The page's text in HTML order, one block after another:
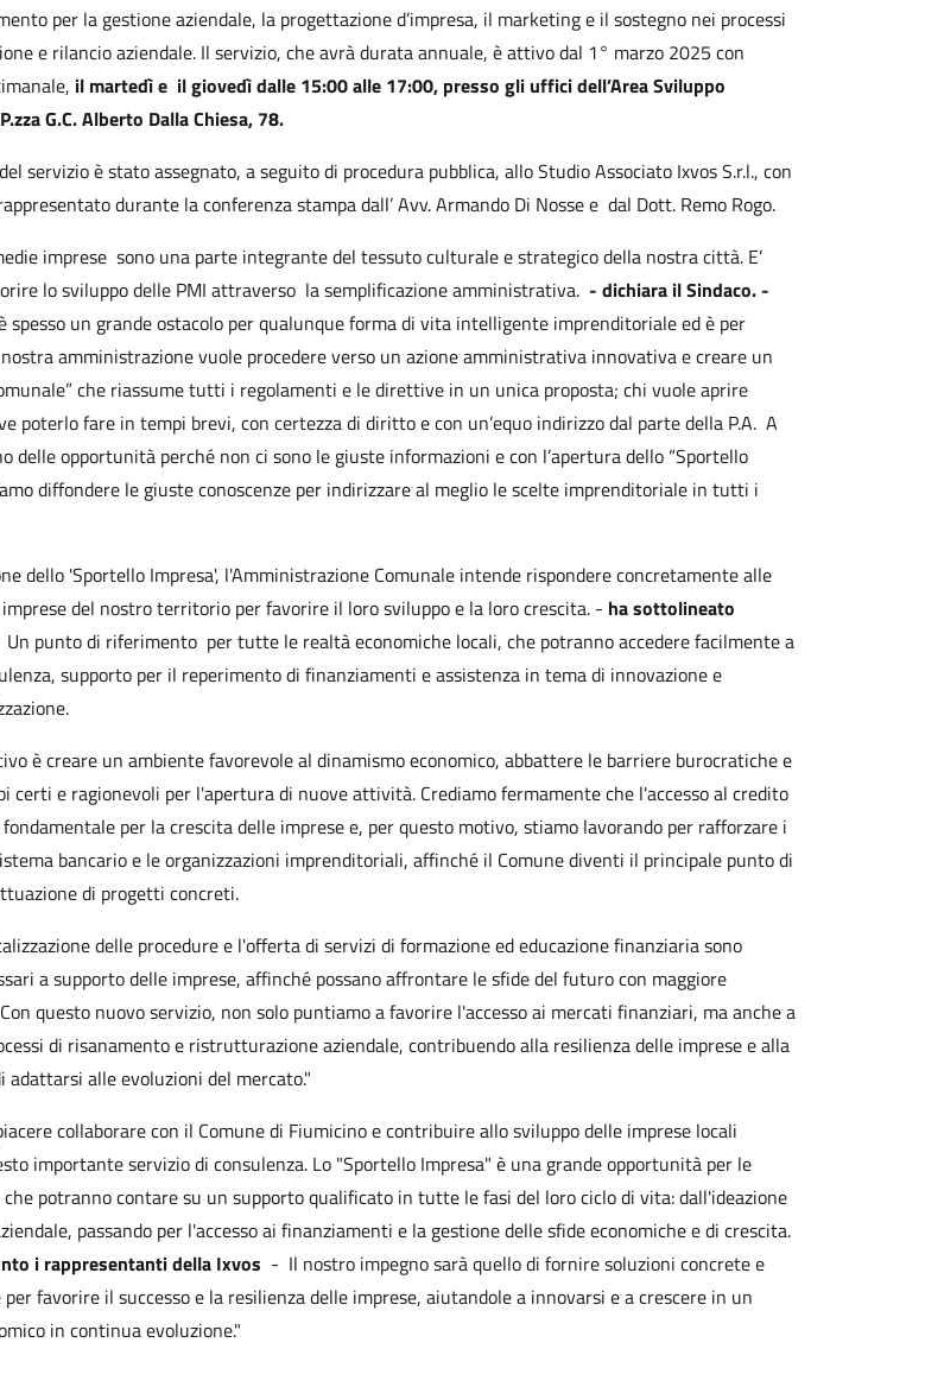
per la gestione aziendale, la progettazione d’impresa, il marketing e il sostegno nei processi
e rilancio aziendale. Il servizio, che avrà durata annuale, è attivo dal 1° marzo 2025 con
il martedì e il giovedì dalle 15:00 alle 17:00, presso gli uffici dell’Area Sviluppo
G.C. Alberto Dalla Chiesa, 78.
servizio è stato assegnato, a seguito di procedura pubblica, allo Studio Associato Ixvos S.r.l., con
durante la conferenza stampa dall’ Avv. Armando Di Nosse e dal Dott. Remo Rogo.
imprese sono una parte integrante del tessuto culturale e strategico della nostra città. E’
lo sviluppo delle PMI attraverso la semplificazione amministrativa. - dichiara il Sindaco. -
spesso un grande ostacolo per qualunque forma di vita intelligente imprenditoriale ed è per
amministrazione vuole procedere verso un azione amministrativa innovativa e creare un
che riassume tutti i regolamenti e le direttive in un unica proposta; chi vuole aprire
poterlo fare in tempi brevi, con certezza di diritto e con un’equo indirizzo dal parte della P.A. A
delle opportunità perché non ci sono le giuste informazioni e con l’apertura dello “Sportello
diffondere le giuste conoscenze per indirizzare al meglio le scelte imprenditoriale in tutti i
dello 'Sportello Impresa', l'Amministrazione Comunale intende rispondere concretamente alle
del nostro territorio per favorire il loro sviluppo e la loro crescita. - ha sottolineato
Un punto di riferimento per tutte le realtà economiche locali, che potranno accedere facilmente a
supporto per il reperimento di finanziamenti e assistenza in tema di innovazione e
è creare un ambiente favorevole al dinamismo economico, abbattere le barriere burocratiche e
certi e ragionevoli per l'apertura di nuove attività. Crediamo fermamente che l'accesso al credito
per la crescita delle imprese e, per questo motivo, stiamo lavorando per rafforzare i
bancario e le organizzazioni imprenditoriali, affinché il Comune diventi il principale punto di
di progetti concreti.
delle procedure e l'offerta di servizi di formazione ed educazione finanziaria sono
a supporto delle imprese, affinché possano affrontare le sfide del futuro con maggiore
questo nuovo servizio, non solo puntiamo a favorire l'accesso ai mercati finanziari, ma anche a
di risanamento e ristrutturazione aziendale, contribuendo alla resilienza delle imprese e alla
adattarsi alle evoluzioni del mercato."
collaborare con il Comune di Fiumicino e contribuire allo sviluppo delle imprese locali
importante servizio di consulenza. Lo "Sportello Impresa" è una grande opportunità per le
potranno contare su un supporto qualificato in tutte le fasi del loro ciclo di vita: dall'ideazione
passando per l'accesso ai finanziamenti e la gestione delle sfide economiche e di crescita.
i rappresentanti della Ixvos - Il nostro impegno sarà quello di fornire soluzioni concrete e
favorire il successo e la resilienza delle imprese, aiutandole a innovarsi e a crescere in un
in continua evoluzione."